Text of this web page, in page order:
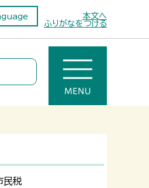
本文へ
ふりがなをつける
民税